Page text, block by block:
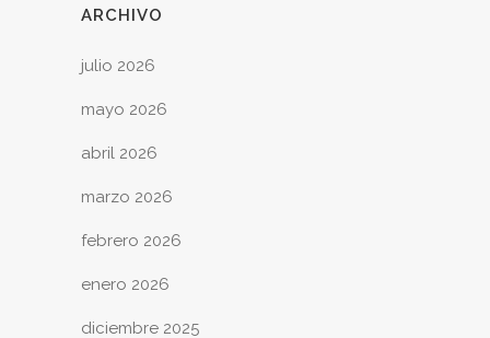
ARCHIVO
julio 2026
mayo 2026
abril 2026
marzo 2026
febrero 2026
enero 2026
diciembre 2025